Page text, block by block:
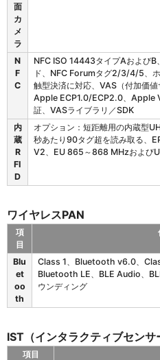
面
カ
メ
ラ
N
F
C
NFC ISO 14443タイプAおよび
ド、NFC Forumタグ2/3/4/5、
触型決済に対応、VAS（付加価値
Apple ECP1.0/ECP2.0、Apple
証、VASライブラリ／SDK
内
蔵
R
FI
D
オプション：短距離用の内蔵型
秒あたり90タグ超を読み取る、
V2、EU 865～868 MHzおよび
ワイヤレスPAN
1
ワ
イ
項
目
Blu
et
oo
th
Class 1、Bluetooth v6.0、
Bluetooth LE、BLE Audio、
ウンディング
IST（インタラクティブセンサ
項目